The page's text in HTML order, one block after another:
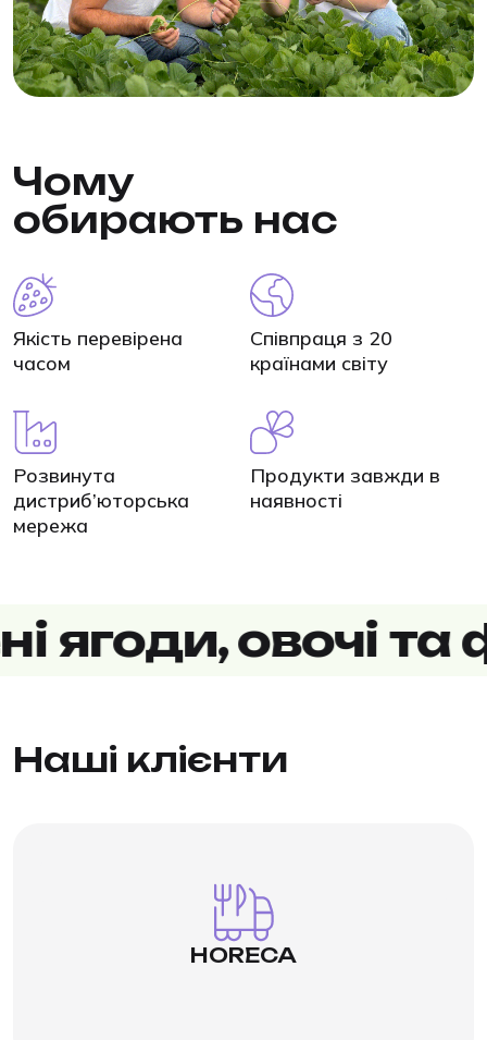
Чому
обирають нас
Якість перевірена
часом
Співпраця з 20
країнами світу
Розвинута
дистриб’юторська
мережа
Продукти завжди в
наявності
овочі та
Наші клієнти
HORECA
приготування та порційний
розрахунок собівартості для
ресторанів, кафе й готелів.